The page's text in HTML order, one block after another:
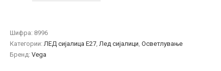
Шифра: 8996
Категории: ЛЕД сијалица E27 Лед сијалици Осветлување
Бренд: Vega